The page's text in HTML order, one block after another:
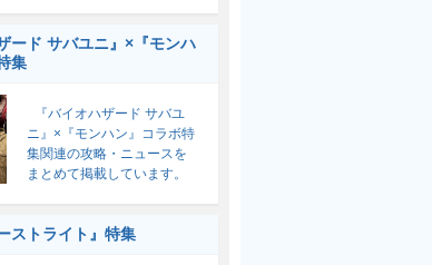
ード サバユニ』×『モンハ
集
『バイオハザード サバユ
ニ』×『モンハン』コラボ特
集関連の攻略・ニュースを
まとめて掲載しています。
ストライト』特集